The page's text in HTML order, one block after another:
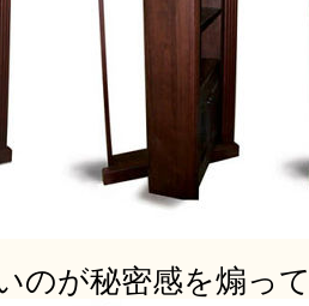
のが秘密感を煽っ